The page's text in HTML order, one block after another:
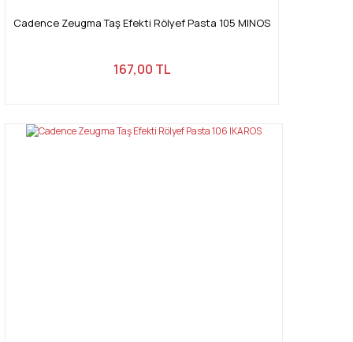
Cadence Zeugma Taş Efekti Rölyef Pasta 105 MINOS
167,00 TL